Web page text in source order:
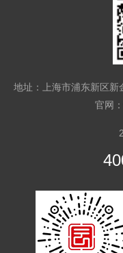
地址：上海市浦东新区
官网